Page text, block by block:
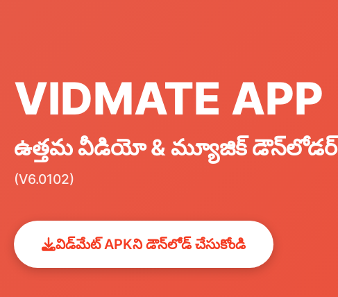
VIDMATE APP
ఉత్తమ వీడియో & మ్యూజిక్ డౌన్‌లోడర్
(V6.0102)
విడ్‌మేట్ APKని డౌన్‌లోడ్ చేసుకోండి